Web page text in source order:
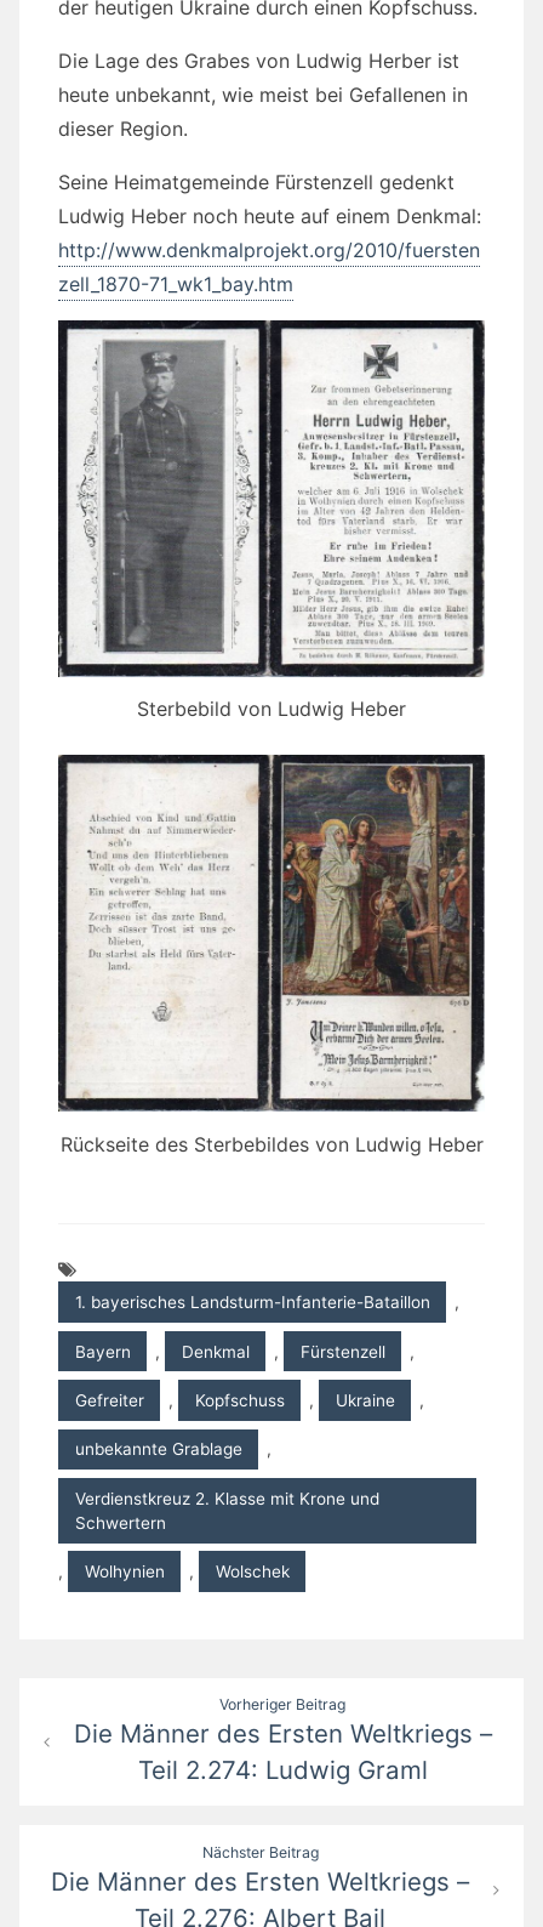
der heutigen Ukraine durch einen Kopfschuss.
Die Lage des Grabes von Ludwig Herber ist
heute unbekannt, wie meist bei Gefallenen in
dieser Region.
Seine Heimatgemeinde Fürstenzell gedenkt
Ludwig Heber noch heute auf einem Denkmal:
http://www.denkmalprojekt.org/2010/fuersten
zell_1870-71_wk1_bay.htm
Sterbebild von Ludwig Heber
Rückseite des Sterbebildes von Ludwig Heber
1. bayerisches Landsturm-Infanterie-Bataillon ,
Bayern , Denkmal , Fürstenzell ,
Gefreiter , Kopfschuss , Ukraine ,
unbekannte Grablage ,
Verdienstkreuz 2. Klasse mit Krone und
Schwertern
, Wolhynien , Wolschek
Beitragsnavigation
Vorheriger Beitrag
Die Männer des Ersten Weltkriegs –
Teil 2.274: Ludwig Graml
Nächster Beitrag
Die Männer des Ersten Weltkriegs –
Teil 2.276: Albert Bail